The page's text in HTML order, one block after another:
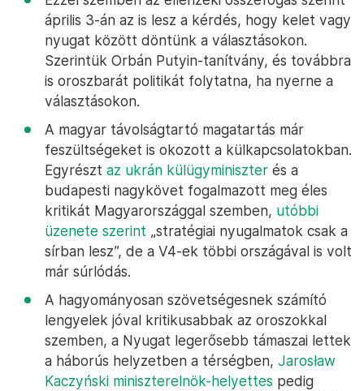
április 3-án az is lesz a kérdés, hogy kelet vagy
nyugat között döntünk a választásokon.
Szerintük Orbán Putyin-tanítvány, és továbbra
is oroszbarát politikát folytatna, ha nyerne a
választásokon.
A magyar távolságtartó magatartás már
feszültségeket is okozott a külkapcsolatokban.
Egyrészt az ukrán külügyminiszter és a
budapesti nagykövet fogalmazott meg éles
kritikát Magyarországgal szemben, utóbbi
üzenete szerint „stratégiai nyugalmatok csak a
sírban lesz”, de a V4-ek többi országával is volt
már súrlódás.
A hagyományosan szövetségesnek számító
lengyelek jóval kritikusabbak az oroszokkal
szemben, a Nyugat legerősebb támaszai lettek
a háborús helyzetben a térségben, Jarosław
Kaczyński miniszterelnök-helyettes pedig